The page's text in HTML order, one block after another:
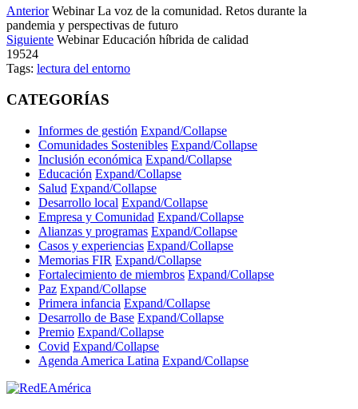
Anterior Webinar La voz de la comunidad. Retos durante la
pandemia y perspectivas de futuro
Siguiente Webinar Educación híbrida de calidad
19524
Tags: lectura del entorno
CATEGORÍAS
Informes de gestión Expand/Collapse
Comunidades Sostenibles Expand/Collapse
Inclusión económica Expand/Collapse
Educación Expand/Collapse
Salud Expand/Collapse
Desarrollo local Expand/Collapse
Empresa y Comunidad Expand/Collapse
Alianzas y programas Expand/Collapse
Casos y experiencias Expand/Collapse
Memorias FIR Expand/Collapse
Fortalecimiento de miembros Expand/Collapse
Paz Expand/Collapse
Primera infancia Expand/Collapse
Desarrollo de Base Expand/Collapse
Premio Expand/Collapse
Covid Expand/Collapse
Agenda America Latina Expand/Collapse